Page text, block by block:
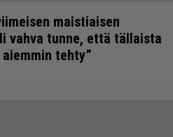
maistiaisen
vahva tunne, että tällaista
tehty”